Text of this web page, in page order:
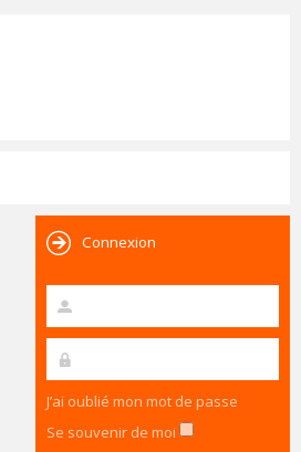
Connexion
J’ai oublié mon mot de passe
Se souvenir de moi